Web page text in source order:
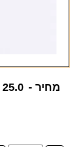
מחיר - 25.0